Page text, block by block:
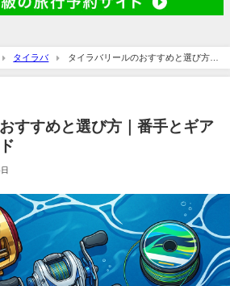
タイラバ
タイラバリールのおすすめと選び方｜
すすめと選び方｜番手とギア